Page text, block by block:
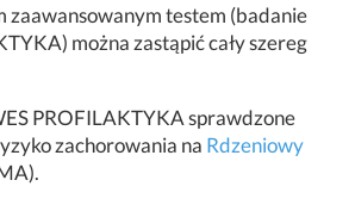
zaawansowanym testem (badanie
można zastąpić cały szereg
PROFILAKTYKA sprawdzone
zachorowania na Rdzeniowy